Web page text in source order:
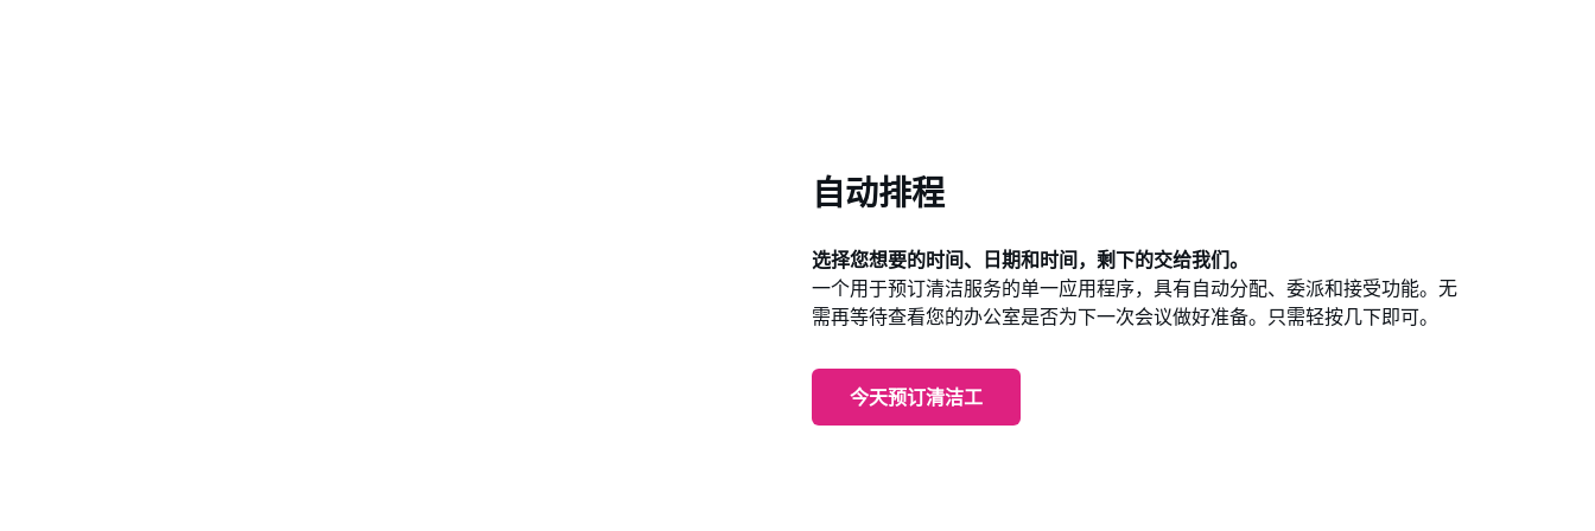
自动排程
选择您想要的时间、日期和时间，剩下的交给我们。
一个用于预订清洁服务的单一应用程序，具有自动分配、委派和接受功能。无
需再等待查看您的办公室是否为下一次会议做好准备。只需轻按几下即可。
今天预订清洁工